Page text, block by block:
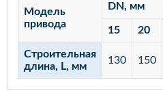
Модель
привода
DN, мм
15 20
Строительная
длина, L, мм
130 150